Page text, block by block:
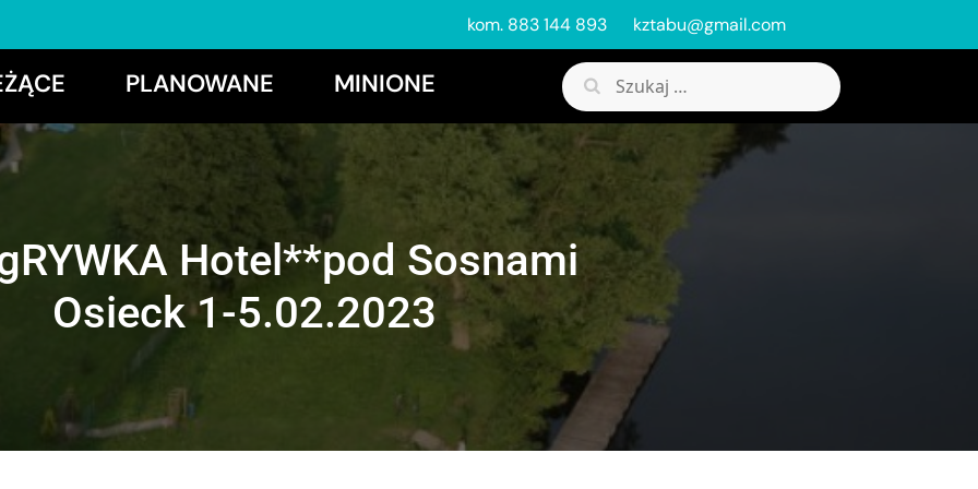
kom. 883 144 893 kztabu@gmail.com
PLANOWANE MINIONE Szukaj:
Hotel**pod Sosnami
Osieck 1-5.02.2023